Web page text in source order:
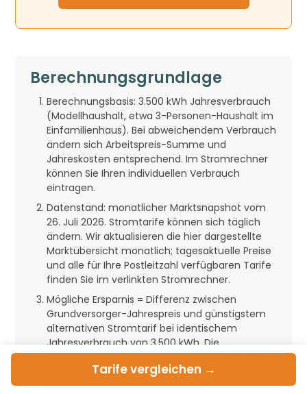
Berechnungsgrundlage
Berechnungsbasis: 3.500 kWh Jahresverbrauch
(Modellhaushalt, etwa 3-Personen-Haushalt im
Einfamilienhaus). Bei abweichendem Verbrauch
ändern sich Arbeitspreis-Summe und
Jahreskosten entsprechend. Im Stromrechner
können Sie Ihren individuellen Verbrauch
eintragen.
Datenstand: monatlicher Marktsnapshot vom
26. Juli 2026. Stromtarife können sich täglich
ändern. Wir aktualisieren die hier dargestellte
Marktübersicht monatlich; tagesaktuelle Preise
und alle für Ihre Postleitzahl verfügbaren Tarife
finden Sie im verlinkten Stromrechner.
Mögliche Ersparnis = Differenz zwischen
Grundversorger-Jahrespreis und günstigstem
alternativen Stromtarif bei identischem
Jahresverbrauch von 3.500 kWh. Die
tatsächliche Ersparnis im Einzelfall hängt vom
individuellen Verbrauch, dem gewählten Tarif,
eventuellen Bonuszahlungen, der
Tarifevergleichen →